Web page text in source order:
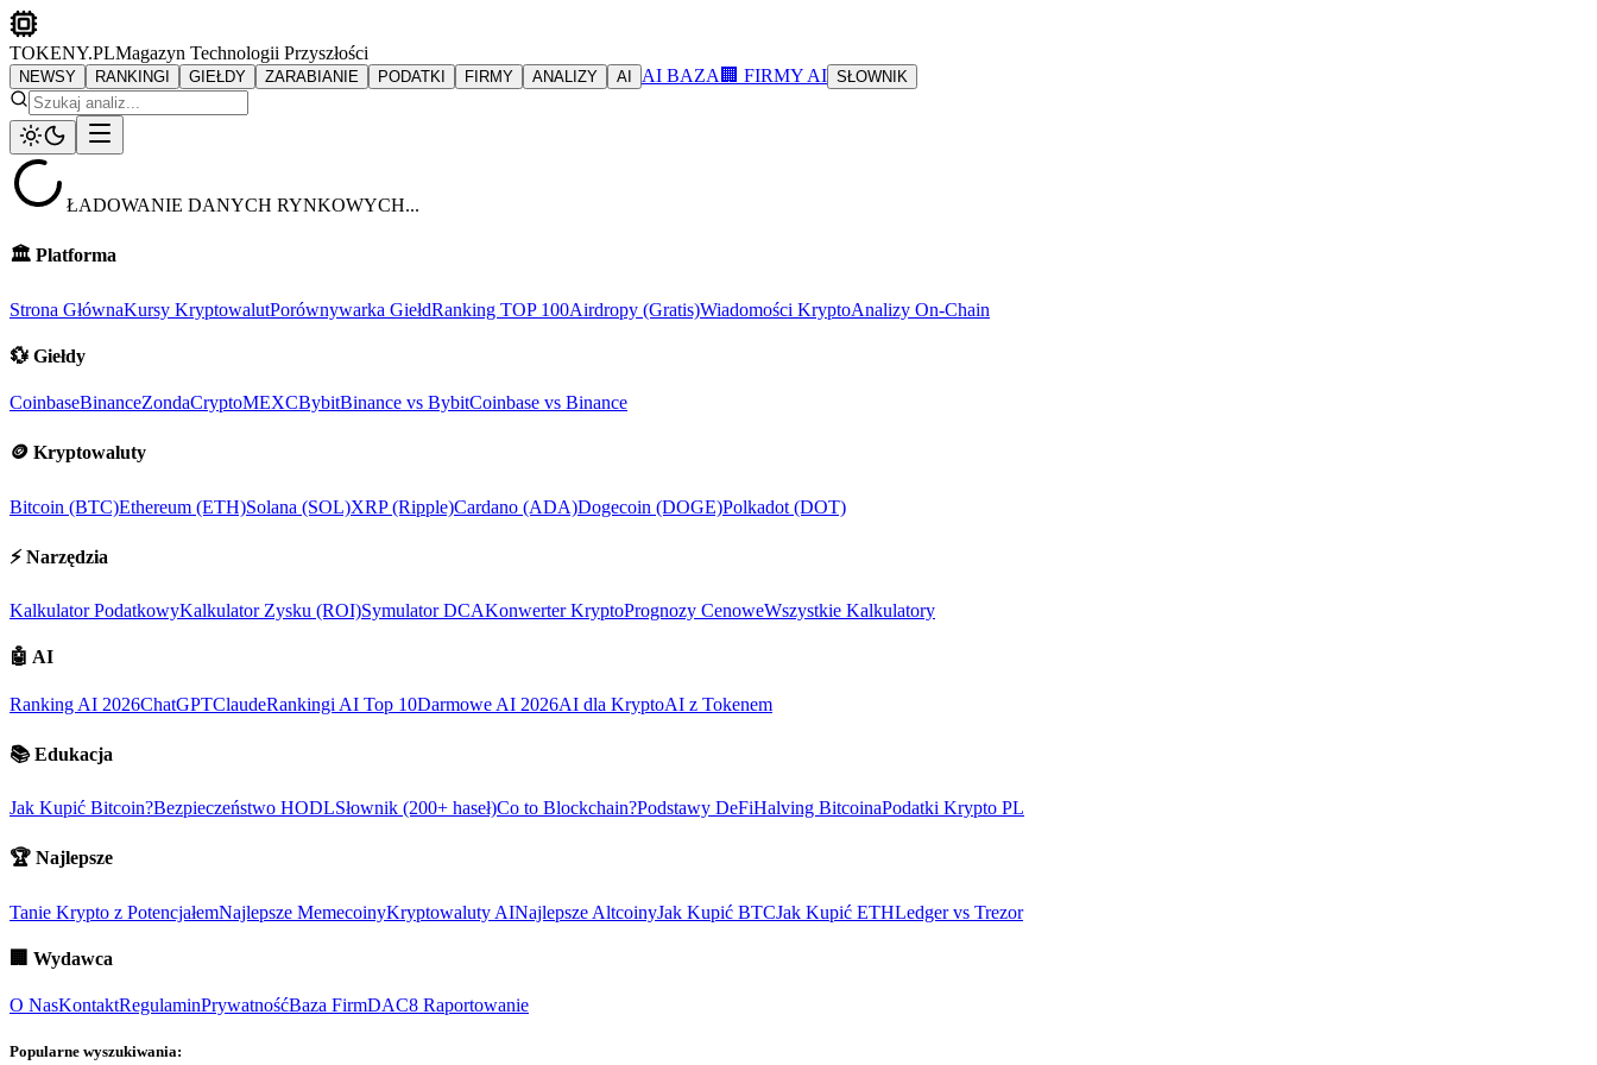
TOKENY.PLMagazyn Technologii Przyszłości
NEWSY RANKINGI GIEŁDY ZARABIANIE PODATKI FIRMY ANALIZY AI AI BAZA 🏢 FIRMY AI SŁOWNIK
ŁADOWANIE DANYCH RYNKOWYCH...
🏛️ Platforma
Strona GłównaKursy KryptowalutPorównywarka GiełdRanking TOP 100Airdropy (Gratis)Wiadomości KryptoAnalizy On-Chain
💱 Giełdy
CoinbaseBinanceZondaCryptoMEXCBybitBinance vs BybitCoinbase vs Binance
🪙 Kryptowaluty
Bitcoin (BTC)Ethereum (ETH)Solana (SOL)XRP (Ripple)Cardano (ADA)Dogecoin (DOGE)Polkadot (DOT)
⚡ Narzędzia
Kalkulator PodatkowyKalkulator Zysku (ROI)Symulator DCAKonwerter KryptoPrognozy CenoweWszystkie Kalkulatory
🤖 AI
Ranking AI 2026ChatGPTClaudeRankingi AI Top 10Darmowe AI 2026AI dla KryptoAI z Tokenem
📚 Edukacja
Jak Kupić Bitcoin?Bezpieczeństwo HODLSłownik (200+ haseł)Co to Blockchain?Podstawy DeFiHalving BitcoinaPodatki Krypto PL
🏆 Najlepsze
Tanie Krypto z PotencjałemNajlepsze MemecoinyKryptowaluty AINajlepsze AltcoinyJak Kupić BTCJak Kupić ETHLedger vs Trezor
🏢 Wydawca
O NasKontaktRegulaminPrywatnośćBaza FirmDAC8 Raportowanie
Popularne wyszukiwania: